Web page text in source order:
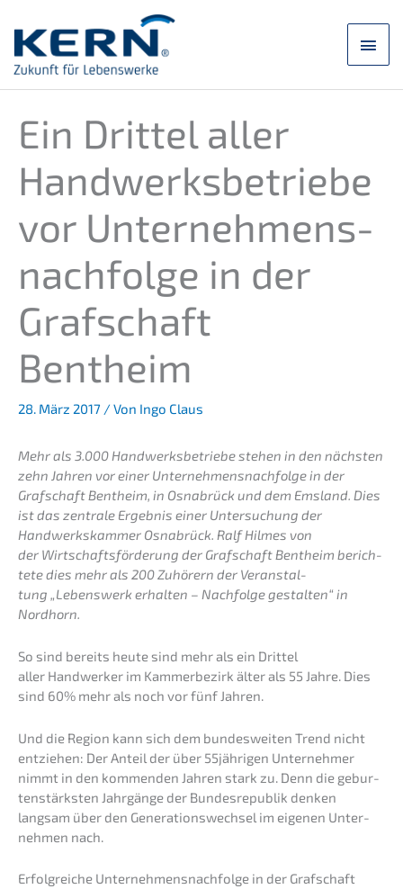
Inhalt
springen
Ein Drittel aller
Handwerks­be­trie­be
vor Unternehmens­
nachfolge in der
Grafschaft
Bentheim
28. März 2017 / Von Ingo Claus
Mehr als 3.000 Handwerks­be­trie­be stehen in den nächs­ten
zehn Jahren vor einer Unternehmens­nachfolge in der
Grafschaft Bentheim, in Osnabrück und dem Emsland. Dies
ist das zentra­le Ergeb­nis einer Unter­su­chung der
Handwerks­kam­mer Osnabrück. Ralf Hilmes von
der Wirtschafts­för­de­rung der Grafschaft Bentheim berich­
te­te dies mehr als 200 Zuhörern der Veran­stal­
tung „Lebens­werk erhal­ten – Nachfol­ge gestal­ten“ in
Nordhorn.
So sind bereits heute sind mehr als ein Drittel
aller Handwer­ker im Kammer­be­zirk älter als 55 Jahre. Dies
sind 60% mehr als noch vor fünf Jahren.
Und die Region kann sich dem bundes­wei­ten Trend nicht
entzie­hen: Der Anteil der über 55jährigen Unter­neh­mer
nimmt in den kommen­den Jahren stark zu. Denn die gebur­
ten­stärks­ten Jahrgän­ge der Bundes­re­pu­blik denken
langsam über den Generations­wechsel im eigenen Unter­
neh­men nach.
Erfolg­rei­che Unternehmens­nachfolge in der Grafschaft